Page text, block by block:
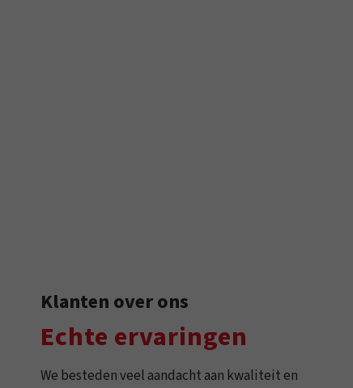
Klanten over ons
Echte ervaringen
We besteden veel aandacht aan kwaliteit en